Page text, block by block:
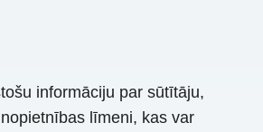
informāciju par sūtītāju,
līmeni, kas var